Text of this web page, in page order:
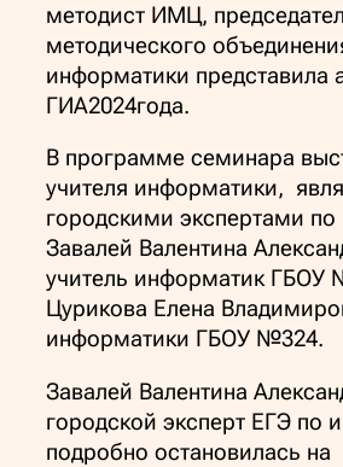
методист ИМЦ,
методического
информатики представила
ГИА2024года.
В программе семинара
учителя информатики,
городскими экспертами
Завалей Валентина
учитель информатик ГБОУ
Цурикова Елена
информатики ГБОУ №324.
Завалей Валентина
городской эксперт ЕГЭ по
подробно остановилась